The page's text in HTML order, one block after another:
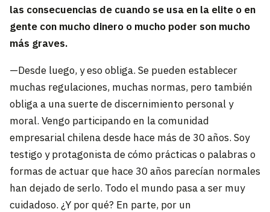
las consecuencias de cuando se usa en la elite o en
gente con mucho dinero o mucho poder son mucho
más graves.
—Desde luego, y eso obliga. Se pueden establecer
muchas regulaciones, muchas normas, pero también
obliga a una suerte de discernimiento personal y
moral. Vengo participando en la comunidad
empresarial chilena desde hace más de 30 años. Soy
testigo y protagonista de cómo prácticas o palabras o
formas de actuar que hace 30 años parecían normales
han dejado de serlo. Todo el mundo pasa a ser muy
cuidadoso. ¿Y por qué? En parte, por un